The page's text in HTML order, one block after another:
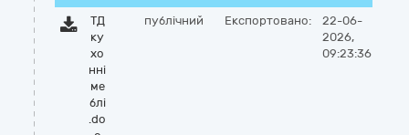
ТД
ку
хо
нні
ме
блі
.do
публічний Експортовано:
22-06-
2026,
09:23:36